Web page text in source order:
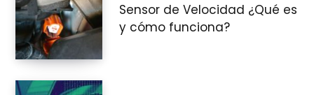
Sensor de Velocidad ¿Qué es
y cómo funciona?